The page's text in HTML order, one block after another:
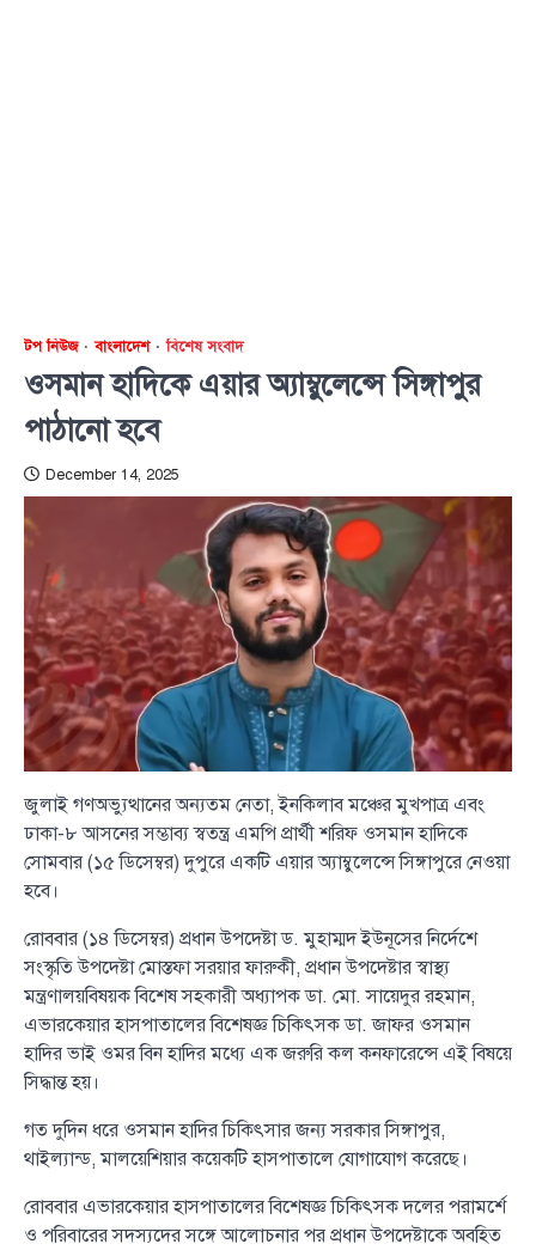
টপ নিউজ বাংলাদেশ বিশেষ সংবাদ
ওসমান হাদিকে এয়ার অ্যাম্বুলেন্সে সিঙ্গাপুর
পাঠানো হবে
December 14, 2025
জুলাই গণঅভ্যুত্থানের অন্যতম নেতা, ইনকিলাব মঞ্চের মুখপাত্র এবং
ঢাকা-৮ আসনের সম্ভাব্য স্বতন্ত্র এমপি প্রার্থী শরিফ ওসমান হাদিকে
সোমবার (১৫ ডিসেম্বর) দুপুরে একটি এয়ার অ্যাম্বুলেন্সে সিঙ্গাপুরে নেওয়া
হবে।
রোববার (১৪ ডিসেম্বর) প্রধান উপদেষ্টা ড. মুহাম্মদ ইউনূসের নির্দেশে
সংস্কৃতি উপদেষ্টা মোস্তফা সরয়ার ফারুকী, প্রধান উপদেষ্টার স্বাস্থ্য
মন্ত্রণালয়বিষয়ক বিশেষ সহকারী অধ্যাপক ডা. মো. সায়েদুর রহমান,
এভারকেয়ার হাসপাতালের বিশেষজ্ঞ চিকিৎসক ডা. জাফর ওসমান
হাদির ভাই ওমর বিন হাদির মধ্যে এক জরুরি কল কনফারেন্সে এই বিষয়ে
সিদ্ধান্ত হয়।
গত দুদিন ধরে ওসমান হাদির চিকিৎসার জন্য সরকার সিঙ্গাপুর,
থাইল্যান্ড, মালয়েশিয়ার কয়েকটি হাসপাতালে যোগাযোগ করেছে।
রোববার এভারকেয়ার হাসপাতালের বিশেষজ্ঞ চিকিৎসক দলের পরামর্শে
ও পরিবারের সদস্যদের সঙ্গে আলোচনার পর প্রধান উপদেষ্টাকে অবহিত